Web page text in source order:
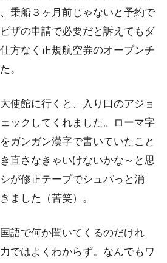
乗船３ヶ月前じゃないと予約で
ザの申請で必要だと訴えてもダ
方なく正規航空券のオープンチ
。
使館に行くと、入り口のアジョ
ックしてくれました。ローマ字
ガンガン漢字で書いていたこと
直さなきゃいけないかな～と思
が修正テープでシュパっと消
ました（苦笑）。
語で何か聞いてくるのだけれ
ではよくわからず。なんでもワ